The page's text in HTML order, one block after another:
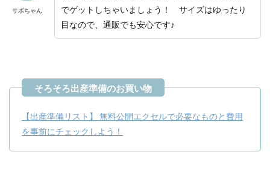
サボちゃん
でゲットしちゃいましょう！ サイズはゆったり
目なので、通販でも安心です♪
【出産準備リスト】 無料公開エクセルで必要なものと費用
を事前にチェックしよう！